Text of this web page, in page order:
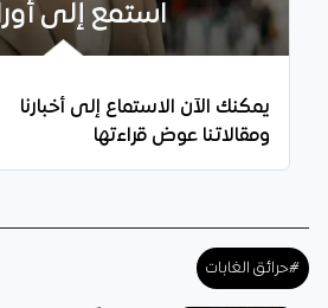
استمع إلى
يمكنك الآن الاستماع إلى أخبارنا
ومقالاتنا عوض قراءتها
#حرائق الغابات